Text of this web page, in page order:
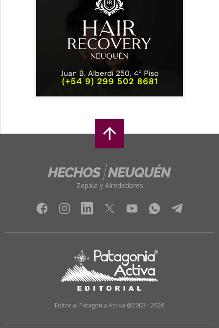
Zapala y Alrededores
Editorial Patagonia Activa @2003 - 2026